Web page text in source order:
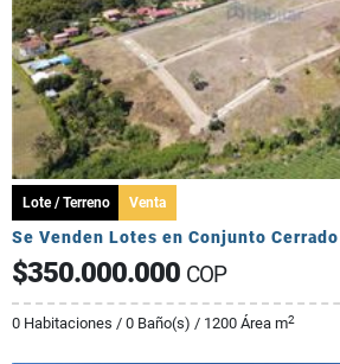
Lote / Terreno Venta
$350.000.000 COP
0 Habitaciones / 0 Baño(s) / 1200 Área m2